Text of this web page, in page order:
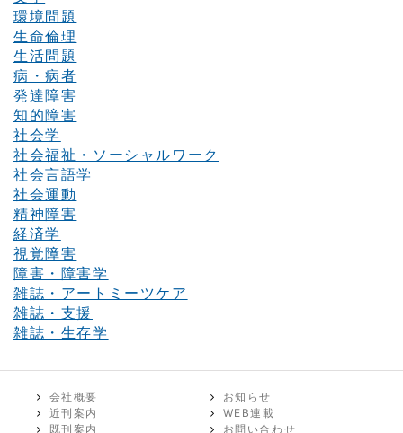
環境問題
生命倫理
生活問題
病・病者
発達障害
知的障害
社会学
社会福祉・ソーシャルワーク
社会言語学
社会運動
精神障害
経済学
視覚障害
障害・障害学
雑誌・アートミーツケア
雑誌・支援
雑誌・生存学
会社概要
お知らせ
近刊案内
WEB連載
既刊案内
お問い合わせ